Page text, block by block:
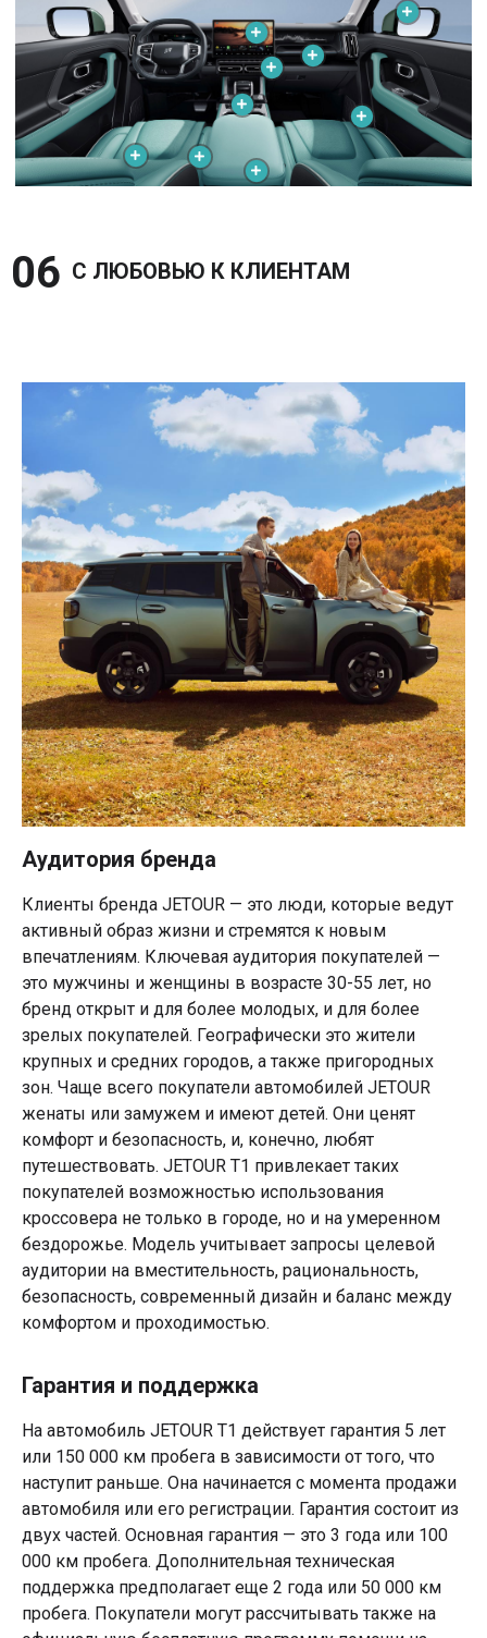
06 С ЛЮБОВЬЮ К КЛИЕНТАМ
Аудитория бренда
Клиенты бренда JETOUR — это люди, которые ведут
активный образ жизни и стремятся к новым
впечатлениям. Ключевая аудитория покупателей —
это мужчины и женщины в возрасте 30-55 лет, но
бренд открыт и для более молодых, и для более
зрелых покупателей. Географически это жители
крупных и средних городов, а также пригородных
зон. Чаще всего покупатели автомобилей JETOUR
женаты или замужем и имеют детей. Они ценят
комфорт и безопасность, и, конечно, любят
путешествовать. JETOUR T1 привлекает таких
покупателей возможностью использования
кроссовера не только в городе, но и на умеренном
бездорожье. Модель учитывает запросы целевой
аудитории на вместительность, рациональность,
безопасность, современный дизайн и баланс между
комфортом и проходимостью.
Гарантия и поддержка
На автомобиль JETOUR T1 действует гарантия 5 лет
или 150 000 км пробега в зависимости от того, что
наступит раньше. Она начинается с момента продажи
автомобиля или его регистрации. Гарантия состоит из
двух частей. Основная гарантия — это 3 года или 100
000 км пробега. Дополнительная техническая
поддержка предполагает еще 2 года или 50 000 км
пробега. Покупатели могут рассчитывать также на